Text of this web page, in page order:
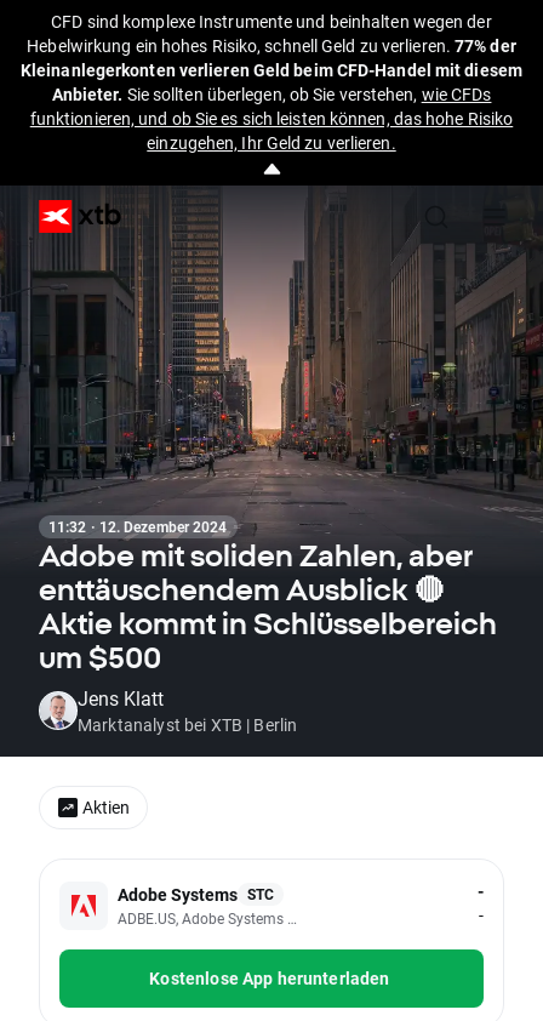
CFD sind komplexe Instrumente und beinhalten wegen der
Hebelwirkung ein hohes Risiko, schnell Geld zu verlieren.77% der
Kleinanlegerkonten verlieren Geld beim CFD-Handel mit diesem
Anbieter. Sie sollten überlegen, ob Sie verstehen, wie CFDs
funktionieren, und ob Sie es sich leisten können, das hohe Risiko
einzugehen, Ihr Geld zu verlieren.
11:32 · 12. Dezember 2024
Adobe mit soliden Zahlen, aber
enttäuschendem Ausblick 🔴
Aktie kommt in Schlüsselbereich
um $500
Jens Klatt
Marktanalyst bei XTB | Berlin
Adobe Systems STC
ADBE.US, Adobe Systems Inc
-
-
Kostenlose App herunterladen
Aktien